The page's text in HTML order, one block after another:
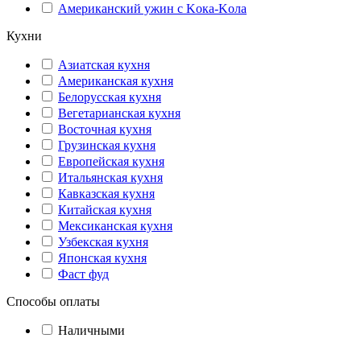
Американский ужин с Kока-Kола
Кухни
Азиатская кухня
Американская кухня
Белорусская кухня
Вегетарианская кухня
Восточная кухня
Грузинская кухня
Европейская кухня
Итальянская кухня
Кавказская кухня
Китайская кухня
Мексиканская кухня
Узбекская кухня
Японская кухня
Фаст фуд
Способы оплаты
Наличными